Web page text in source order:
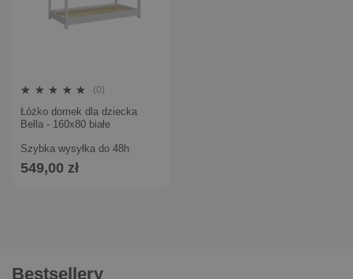
(0)
Łóżko domek dla dziecka
Bella - 160x80 białe
Szybka wysyłka do 48h
549,00 zł
Bestsellery